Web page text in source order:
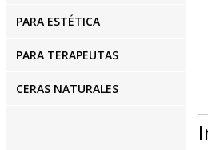
PARA ESTÉTICA
PARA TERAPEUTAS
CERAS NATURALES